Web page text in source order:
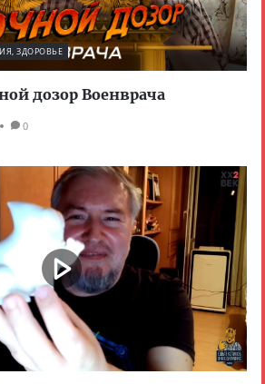
ЗДОРОВЬЕ
дозор Военврача
0